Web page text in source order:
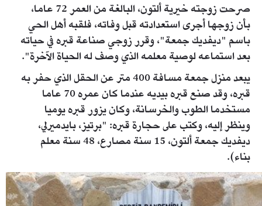
صرحت زوجته خيرية ألتون، البالغة من العمر 72 عاما،
بأن زوجها أجرى استعدادته قبل وفاته، فلقبه أهل الحي
باسم "ديفديك جمعة"، وقرر زوجي صناعة قبره في حياته
بعد استماعه لوصية معلمه الذي وصف له الحياة الآخرة".
يبعد منزل جمعة مسافة 400 متر عن الحقل الذي حفر به
قبره، وقد صنع قبره بيديه عندما كان عمره 70 عاما
مستخدما الطوب والخرسانة، وكان يزور قبره يوميا
وينظر إليه، وكتب على حجارة قبره: "برتيز، بايدميرلي،
ديفديك جمعة ألتون، 15 سنة مصارع، 48 سنة معلم
بناء).
olmeden-once-yaptigi-mezarina-girdi-cha-
1975488-7-t.jpg